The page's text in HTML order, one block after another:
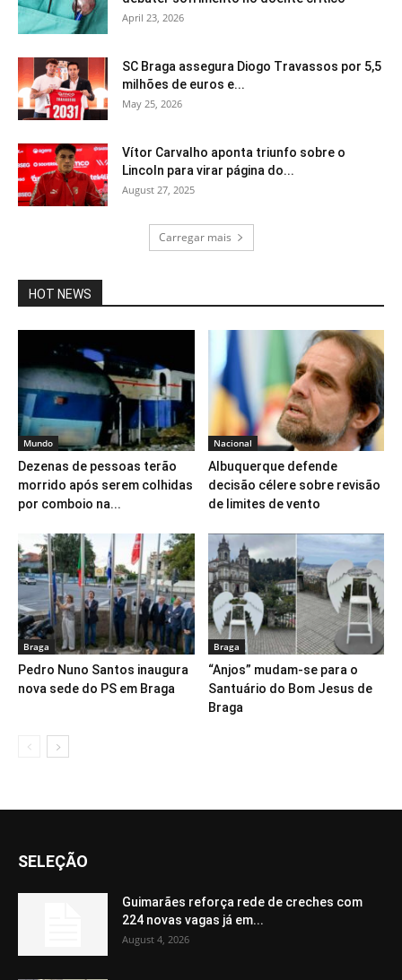
April 23, 2026
SC Braga assegura Diogo Travassos por 5,5
milhões de euros e...
May 25, 2026
Vítor Carvalho aponta triunfo sobre o
Lincoln para virar página do...
August 27, 2025
Carregar mais
HOT NEWS
Mundo
Dezenas de pessoas terão
morrido após serem colhidas
por comboio na...
Nacional
Albuquerque defende
decisão célere sobre revisão
de limites de vento
Braga
Pedro Nuno Santos inaugura
nova sede do PS em Braga
Braga
“Anjos” mudam-se para o
Santuário do Bom Jesus de
Braga
SELEÇÃO
Guimarães reforça rede de creches com
224 novas vagas já em...
August 4, 2026